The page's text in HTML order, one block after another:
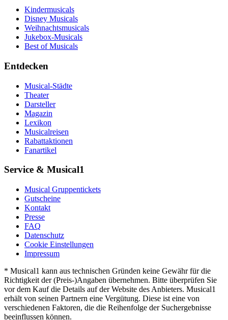
Kindermusicals
Disney Musicals
Weihnachtsmusicals
Jukebox-Musicals
Best of Musicals
Entdecken
Musical-Städte
Theater
Darsteller
Magazin
Lexikon
Musicalreisen
Rabattaktionen
Fanartikel
Service & Musical1
Musical Gruppentickets
Gutscheine
Kontakt
Presse
FAQ
Datenschutz
Cookie Einstellungen
Impressum
* Musical1 kann aus technischen Gründen keine Gewähr für die
Richtigkeit der (Preis-)Angaben übernehmen. Bitte überprüfen Sie
vor dem Kauf die Details auf der Website des Anbieters. Musical1
erhält von seinen Partnern eine Vergütung. Diese ist eine von
verschiedenen Faktoren, die die Reihenfolge der Suchergebnisse
beeinflussen können.